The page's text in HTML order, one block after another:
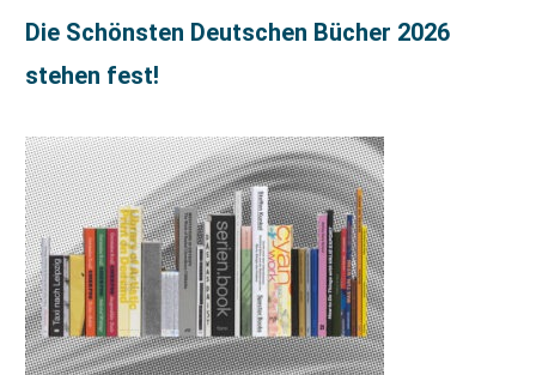
Die Schönsten Deutschen Bücher 2026
stehen fest!